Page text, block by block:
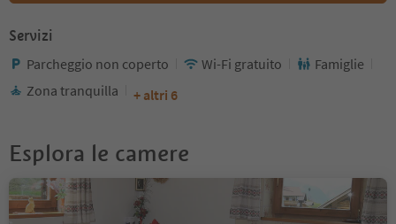
Servizi
Parcheggio non coperto Wi-Fi gratuito
Famiglie
Zona tranquilla
+ altri 6
Esplora le camere